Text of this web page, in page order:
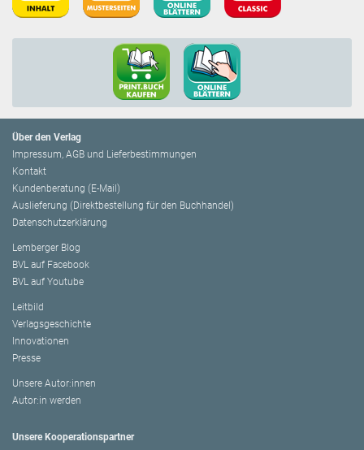
Über den Verlag
Impressum, AGB und Lieferbestimmungen
Kontakt
Kundenberatung (E-Mail)
Auslieferung (Direktbestellung für den Buchhandel)
Datenschutzerklärung
Lemberger Blog
BVL auf Facebook
BVL auf Youtube
Leitbild
Verlagsgeschichte
Innovationen
Presse
Unsere Autor:innen
Autor:in werden
Unsere Kooperationspartner